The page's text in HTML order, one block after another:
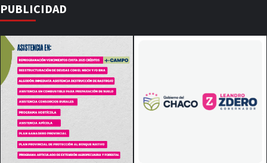
PUBLICIDAD